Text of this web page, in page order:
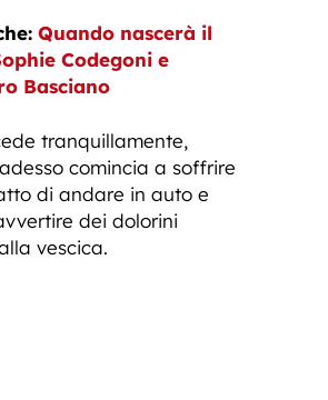
Quando nascerà il
Codegoni e
Basciano
tranquillamente,
comincia a soffrire
di andare in auto e
dei dolorini
vescica.